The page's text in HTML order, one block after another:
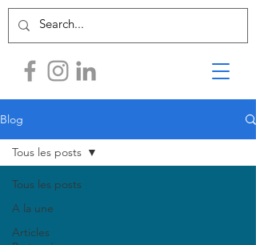
Blog
Tous les posts
A la une
Articles
Tous les posts